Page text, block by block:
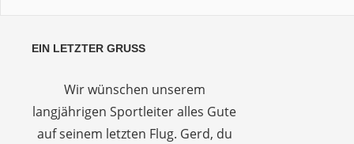
EIN LETZTER GRUSS
Wir wünschen unserem
langjährigen Sportleiter alles Gute
auf seinem letzten Flug. Gerd, du